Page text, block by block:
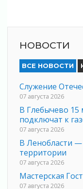
НОВОСТИ
ВСЕ НОВОСТИ
Служение
07 августа 2026
В Глебычево
подключат к
07 августа 2026
В Ленобласти
территории
07 августа 2026
Мастерская
07 августа 2026